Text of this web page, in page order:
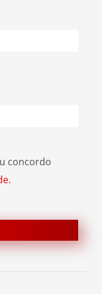
concordo